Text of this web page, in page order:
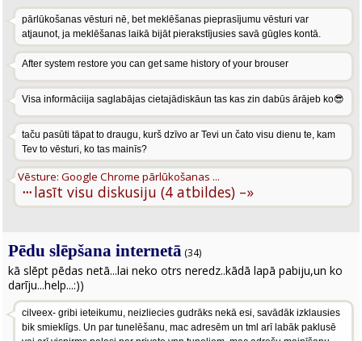
pārlūkošanas vēsturi nē, bet meklēšanas pieprasījumu vēsturi var
atjaunot, ja meklēšanas laikā bijāt pierakstījusies savā gūgles kontā.
After system restore you can get same history of your brouser
Visa informāciija saglabājas cietajādiskāun tas kas zin dabūs ārājeb ko😎
taču pasūti tāpat to draugu, kurš dzīvo ar Tevi un čato visu dienu te, kam
Tev to vēsturi, ko tas mainīs?
···
Vēsture: Google Chrome pārlūkošanas ...
lasīt visu diskusiju (4 atbildes) –»
Pēdu slēpšana internetā (34)
kā slēpt pēdas netā...lai neko otrs neredz..kādā lapā pabiju,un ko
darīju...help...:))
cilveex- gribi ieteikumu, neizliecies gudrāks nekā esi, savādāk izklausies
bik smieklīgs. Un par tunelēšanu, mac adresēm un tml arī labāk paklusē